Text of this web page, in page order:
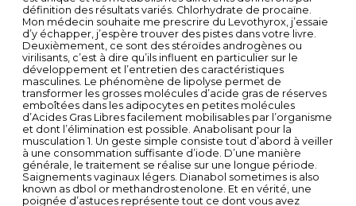
définition des résultats variés. Chlorhydrate de procaïne.
Mon médecin souhaite me prescrire du Levothyrox, j’essaie
d’y échapper, j’espère trouver des pistes dans votre livre.
Deuxièmement, ce sont des stéroïdes androgènes ou
virilisants, c’est à dire qu’ils influent en particulier sur le
développement et l’entretien des caractéristiques
masculines. Le phénomène de lipolyse permet de
transformer les grosses molécules d’acide gras de réserves
emboîtées dans les adipocytes en petites molécules
d’Acides Gras Libres facilement mobilisables par l’organisme
et dont l’élimination est possible. Anabolisant pour la
musculation 1. Un geste simple consiste tout d’abord à veiller
à une consommation suffisante d’iode. D’une manière
générale, le traitement se réalise sur une longue période.
Saignements vaginaux légers. Dianabol sometimes is also
known as dbol or methandrostenolone. Et en vérité, une
poignée d’astuces représente tout ce dont vous avez